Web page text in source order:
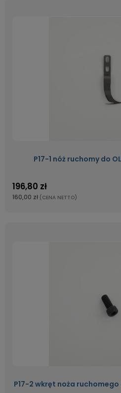
P17-1 nóż ruchomy do
196,80 zł
160,00 zł (CENA NETTO)